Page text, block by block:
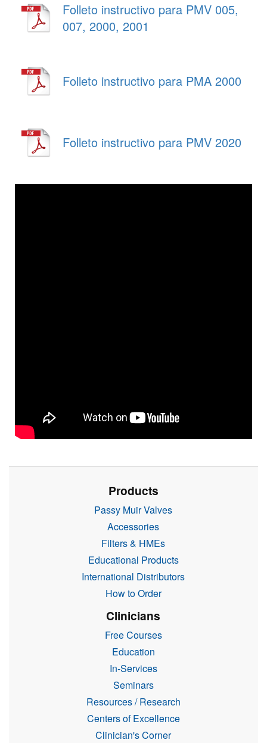
Folleto instructivo para PMV 005,
007, 2000, 2001
Folleto instructivo para PMA 2000
Folleto instructivo para PMV 2020
Products
Passy Muir Valves
Accessories
Filters & HMEs
Educational Products
International Distributors
How to Order
Clinicians
Free Courses
Education
In-Services
Seminars
Resources / Research
Centers of Excellence
Clinician's Corner